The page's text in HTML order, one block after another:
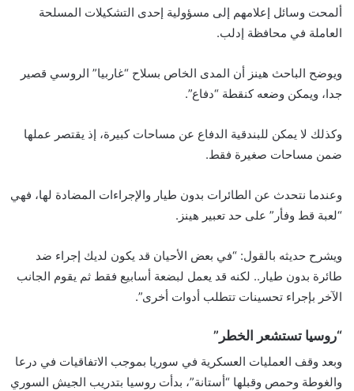
ألمحت وسائل إعلامهم إلى مسؤولية إحدى التشكيلات المسلحة
العاملة في محافظة إدلب.
ويوضح الباحث هينز أن المدى الخاص بسلاح “غاربيا” الروسي قصير
جدا، ويمكن وضعه كنقطة “دفاع”.
وكذلك لا يمكن للبندقية الدفاع عن مساحات كبيرة، إذ يقتصر عملها
ضمن مساحات صغيرة فقط.
وعندما نتحدث عن الطائرات بدون طيار والإجراءات المضادة لها، فهي
“لعبة قط وفأر” على حد تعبير هينز.
ويشرح حديثه بالقول: “في بعض الأحيان قد يكون لديك إجراء ضد
طائرة بدون طيار.. لكنه قد يعمل لبضعة أسابيع فقط ثم يقوم الجانب
الآخر بإجراء تحسينات تتطلب أدوات أخرى”.
“روسيا تستشعر الخطر”
وبعد وقف العمليات العسكرية في سوريا بموجب الاتفاقيات في درعا
والغوطة وحمص وقبلها “أستانة”، بدأت روسيا بتدريب الجيش السوري